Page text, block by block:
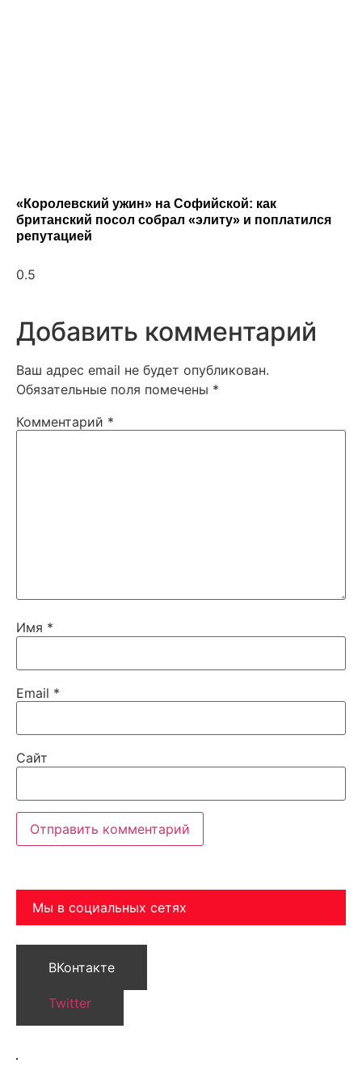
«Королевский ужин» на Софийской: как
британский посол собрал «элиту» и поплатился
репутацией
Добавить комментарий
Ваш адрес email не будет опубликован.
Обязательные поля помечены *
Комментарий *
Имя *
Email *
Сайт
Мы в социальных сетях
ВКонтакте
Twitter